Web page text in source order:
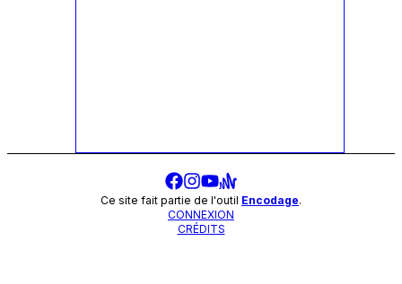
Ce site fait partie de l'outil Encodage.
CONNEXION
CRÉDITS